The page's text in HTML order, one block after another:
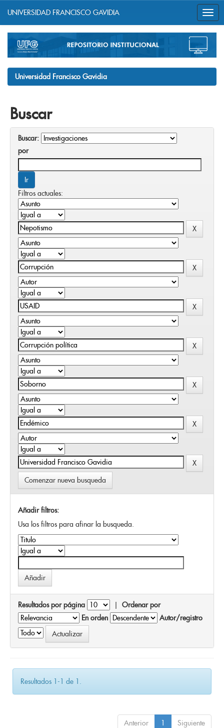
navigation
UNIVERSIDAD FRANCISCO GAVIDIA
Universidad Francisco Gavidia
Buscar
Buscar:
por
Filtros actuales:
Comenzar nueva busqueda
Añadir filtros:
Usa los filtros para afinar la busqueda.
Resultados por página | Ordenar por
En orden
Autor/registro
Resultados 1-1 de 1.
Anterior 1 Siguiente